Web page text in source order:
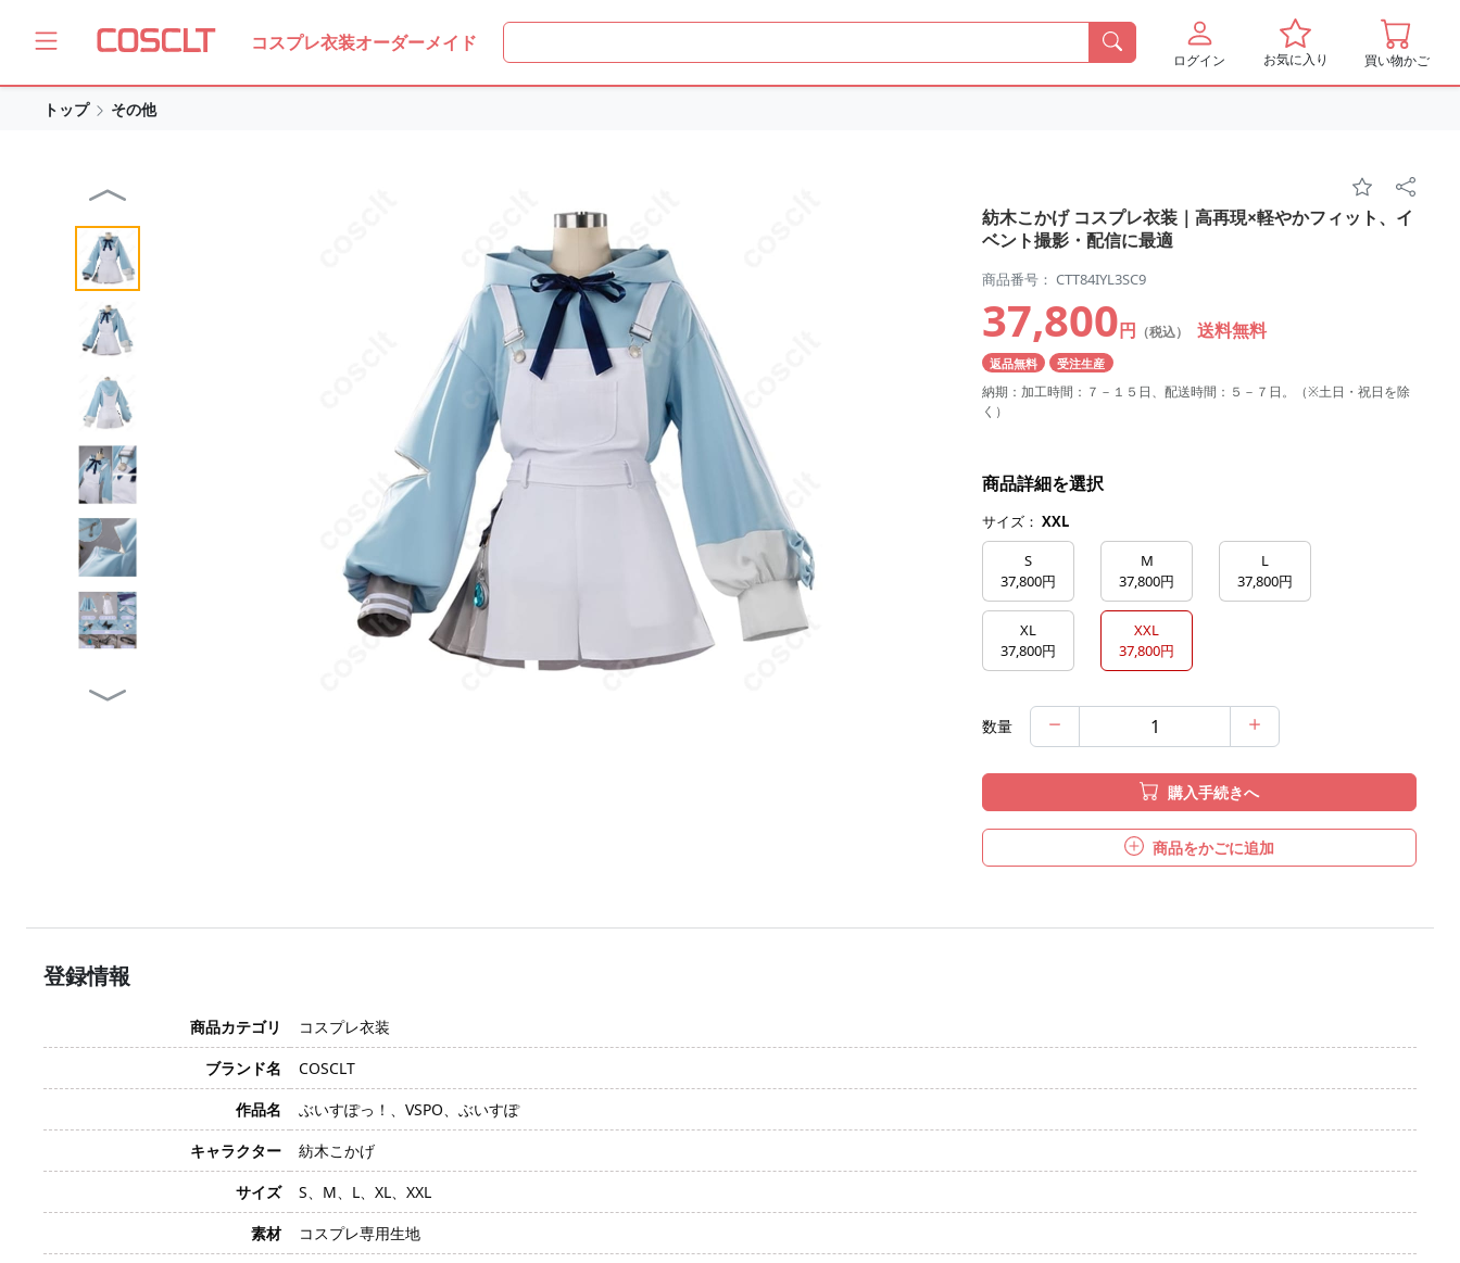
コスプレ衣装オーダーメイド
ログイン お気に入り 買い物かご
トップ その他
紡木こかげ コスプレ衣装｜高再現×軽やかフィット、イ
ベント撮影・配信に最適
商品番号： CTT84IYL3SC9
37,800円 （税込） 送料無料
返品無料 受注生産
納期：加工時間：７－１５日、配送時間：５－７日。（※土日・祝日を除
く）
商品詳細を選択
サイズ： XXL
S
37,800円
M
37,800円
L
37,800円
XL
37,800円
XXL
37,800円
数量
購入手続きへ
商品をかごに追加
登録情報
商品カテゴリ
コスプレ衣装
ブランド名
COSCLT
作品名
ぶいすぽっ！、VSPO、ぶいすぽ
キャラクター
紡木こかげ
サイズ
S、M、L、XL、XXL
素材
コスプレ専用生地